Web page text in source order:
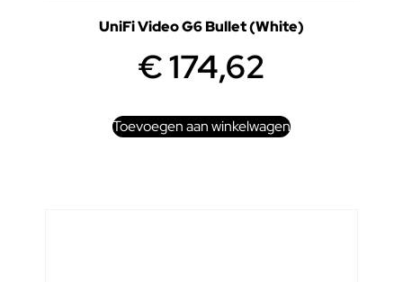
UniFi Video G6 Bullet (White)
€174,62
Toevoegen aan winkelwagen